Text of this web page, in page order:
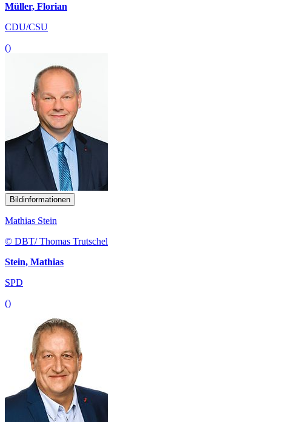
Müller, Florian
CDU/CSU
()
Bildinformationen
Mathias Stein
© DBT/ Thomas Trutschel
Stein, Mathias
SPD
()